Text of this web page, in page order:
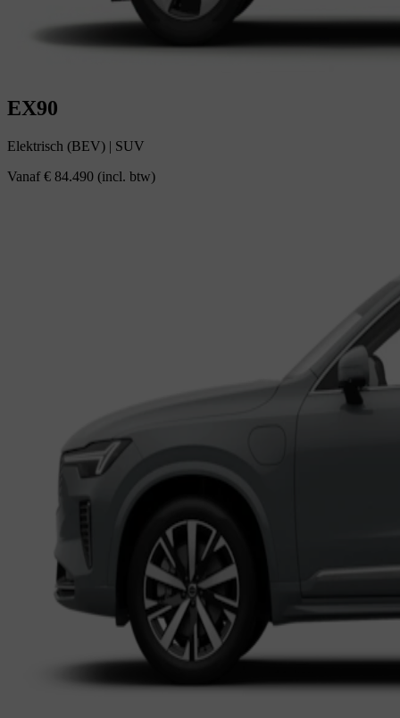
EX90
Elektrisch (BEV) | SUV
Vanaf€ 84.490 (incl. btw)